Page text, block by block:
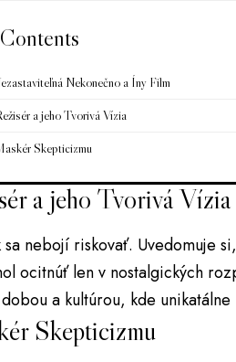
Contents
Nekonečno a Íny Film
a jeho Tvorivá Vízia
Skepticizmu
a jeho Tvorivá Vízia
sa nebojí riskovať. Uvedomuje
ocitnúť len v nostalgických
a kultúrou, kde
Skepticizmu